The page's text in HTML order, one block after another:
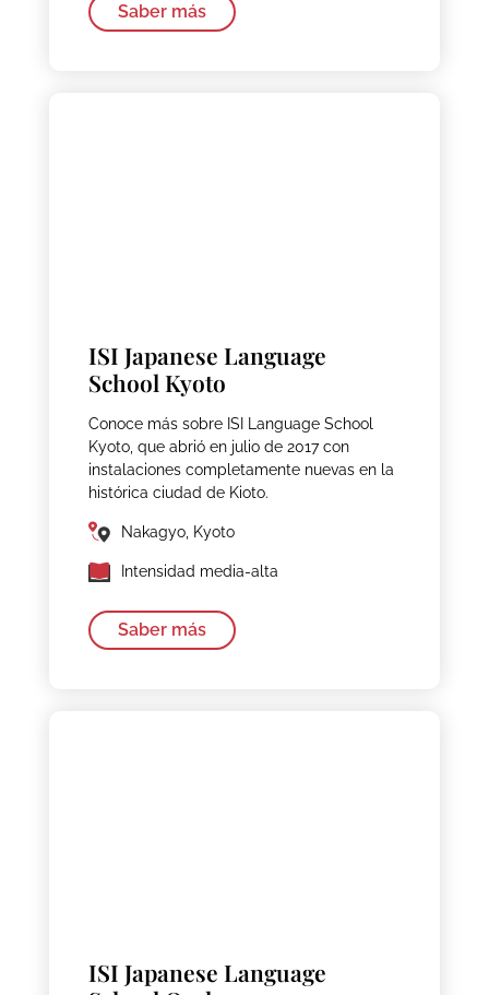
Saber más
ISI Japanese Language
School Kyoto
Conoce más sobre ISI Language School
Kyoto, que abrió en julio de 2017 con
instalaciones completamente nuevas en la
histórica ciudad de Kioto.
Nakagyo, Kyoto
Intensidad media-alta
Saber más
ISI Japanese Language